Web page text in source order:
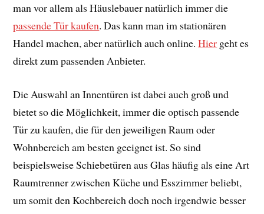
man vor allem als Häuslebauer natürlich immer die
passende Tür kaufen. Das kann man im stationären
Handel machen, aber natürlich auch online.Hier geht es
direkt zum passenden Anbieter.
Die Auswahl an Innentüren ist dabei auch groß und
bietet so die Möglichkeit, immer die optisch passende
Tür zu kaufen, die für den jeweiligen Raum oder
Wohnbereich am besten geeignet ist. So sind
beispielsweise Schiebetüren aus Glas häufig als eine Art
Raumtrenner zwischen Küche und Esszimmer beliebt,
um somit den Kochbereich doch noch irgendwie besser